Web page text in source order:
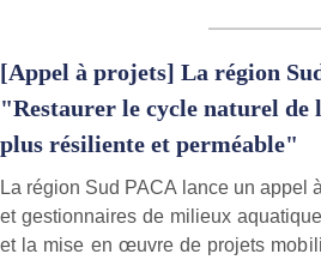
[Appel à projets] La région
"Restaurer le cycle naturel
plus résiliente et perméable"
La région Sud PACA lance un appel
et gestionnaires de milieux
et la mise en œuvre de projets